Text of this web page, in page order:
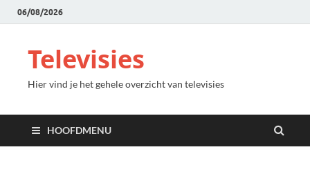
06/08/2026
Televisies
Hier vind je het gehele overzicht van televisies
HOOFDMENU